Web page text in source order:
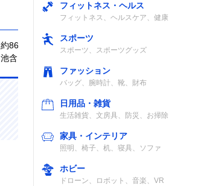
約860g（乾電
池含まず）
単2形乾電池4
約1,100g（乾電
単3形乾電池6
本、AC電源
フィットネス・ヘルス
フィットネス、ヘルスケア、健康
スポーツ
スポーツ、スポーツグッズ
ファッション
バッグ、腕時計、靴、財布
日用品・雑貨
生活雑貨、文房具、防災、お掃除
家具・インテリア
照明、椅子、机、寝具、ソファ
ホビー
ドローン、ロボット、音楽、VR